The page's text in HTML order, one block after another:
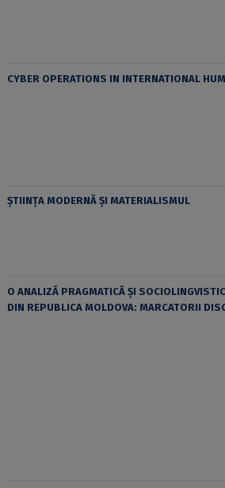
CYBER OPERATIONS IN INTERNATIONAL
ȘTIINȚA MODERNĂ ȘI MATERIALISMUL
O ANALIZĂ PRAGMATICĂ ȘI
DIN REPUBLICA MOLDOVA: MARCATORII